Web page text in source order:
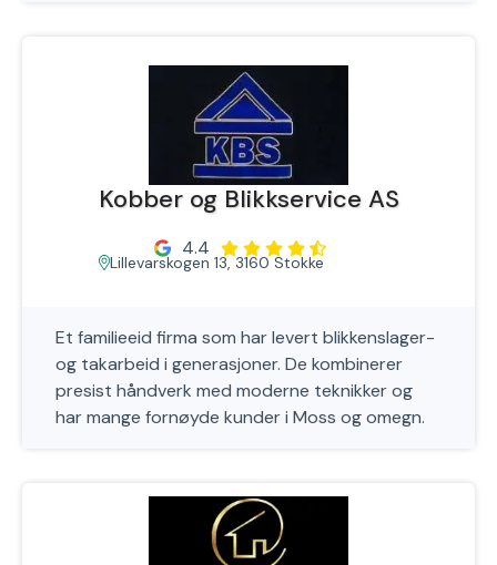
Kobber og Blikkservice AS
4.4
Lillevarskogen 13, 3160 Stokke
Et familieeid firma som har levert blikkenslager-
og takarbeid i generasjoner. De kombinerer
presist håndverk med moderne teknikker og
har mange fornøyde kunder i Moss og omegn.